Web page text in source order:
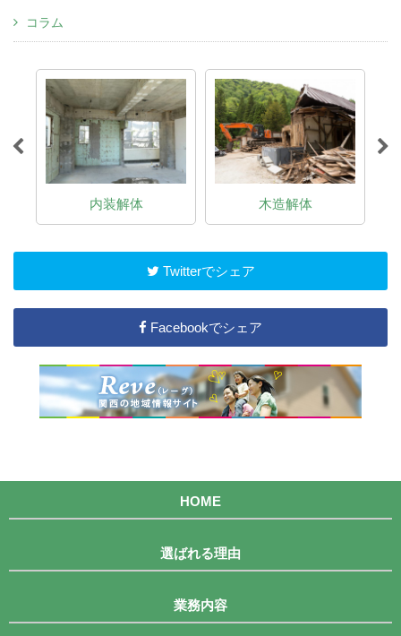
コラム
内装解体 木造解体
Twitterでシェア
Facebookでシェア
HOME
選ばれる理由
業務内容